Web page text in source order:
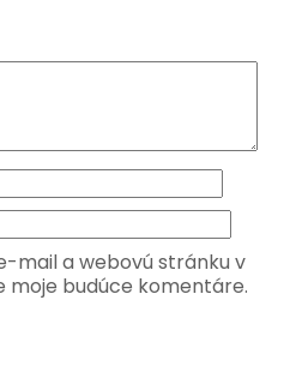
mail a webovú stránku v
budúce komentáre.